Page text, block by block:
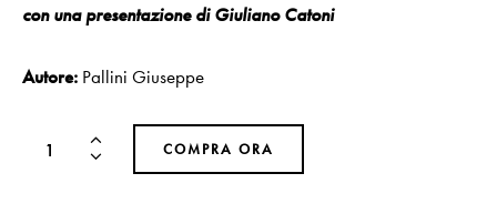
con una presentazione di Giuliano Catoni
Autore: Pallini Giuseppe
COMPRA ORA